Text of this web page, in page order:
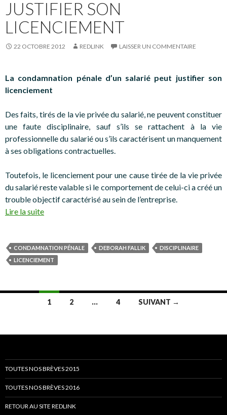
JUSTIFIER SON
LICENCIEMENT
22 OCTOBRE 2012 REDLINK LAISSER UN COMMENTAIRE
La condamnation pénale d’un salarié peut justifier son
licenciement
Des faits, tirés de la vie privée du salarié, ne peuvent constituer
une faute disciplinaire, sauf s’ils se rattachent à la vie
professionnelle du salarié ou s’ils caractérisent un manquement
à ses obligations contractuelles.
Toutefois, le licenciement pour une cause tirée de la vie privée
du salarié reste valable si le comportement de celui-ci a créé un
trouble objectif caractérisé au sein de l’entreprise.
Lire la suite
CONDAMNATION PÉNALE DEBORAH FALLIK
DISCIPLINAIRE
LICENCIEMENT
Navigation
articles
1 2 … 4 SUIVANT →
TOUTES NOS BRÈVES 2015
TOUTES NOS BRÈVES 2016
RETOUR AU SITE REDLINK